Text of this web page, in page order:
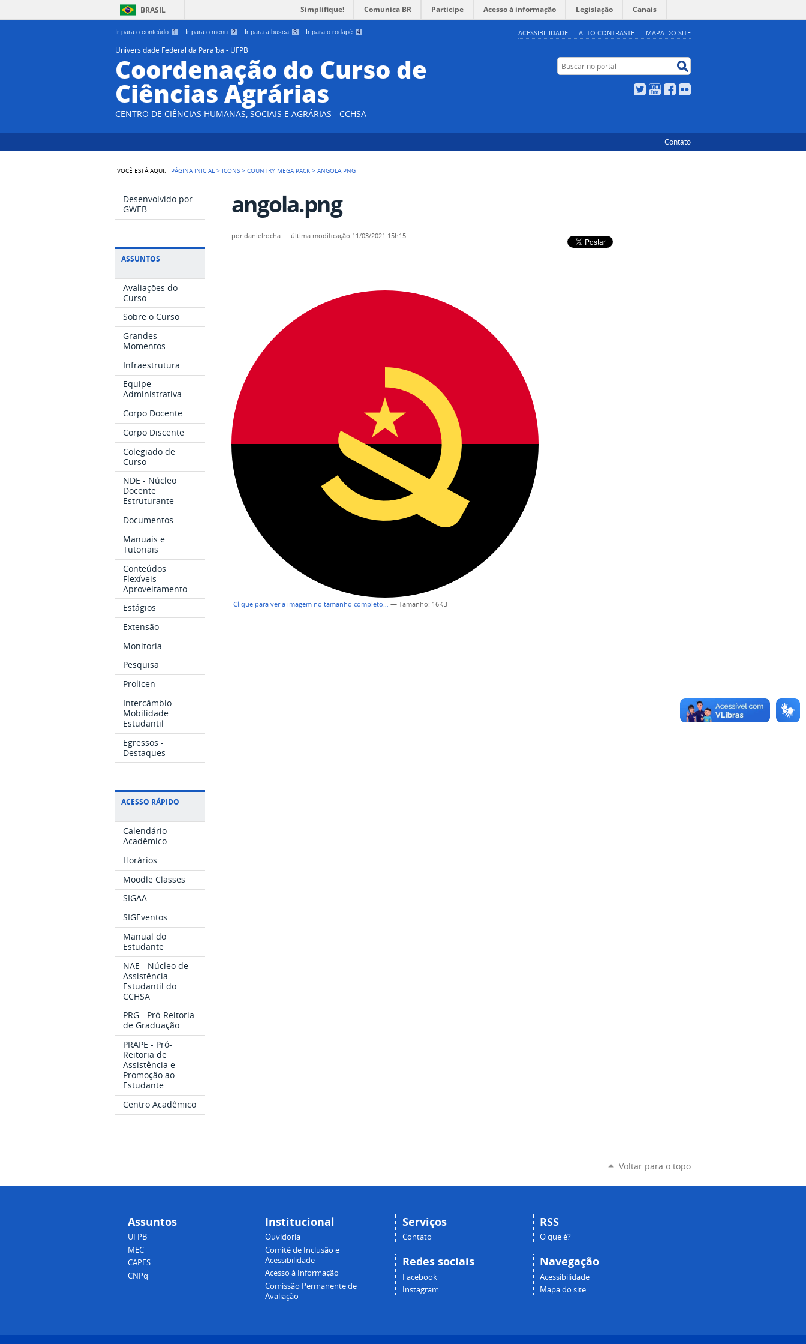
Ir para o conteúdo 1 Ir para o menu 2 Ir para a busca 3 Ir para o rodapé 4 ACESSIBILIDADE ALTO CONTRASTE MAPA DO SITE
BRASIL Simplifique! Comunica BR Participe Acesso à informação Legislação Canais
Universidade Federal da Paraíba - UFPB
Coordenação do Curso de
Ciências Agrárias
CENTRO DE CIÊNCIAS HUMANAS, SOCIAIS E AGRÁRIAS - CCHSA
Buscar no portal
TwitterYouTubeFacebook
Contato
VOCÊ ESTÁ AQUI: PÁGINA INICIAL > ICONS >COUNTRY MEGA PACK >ANGOLA.PNG
Desenvolvido por
GWEB
ASSUNTOS
Avaliações do
Curso
Sobre o Curso
Grandes
Momentos
Infraestrutura
Equipe
Administrativa
Corpo Docente
Corpo Discente
Colegiado de
Curso
NDE - Núcleo
Docente
Estruturante
Documentos
Manuais e
Tutoriais
Conteúdos
Flexíveis -
Aproveitamento
Estágios
Extensão
Monitoria
Pesquisa
Prolicen
Intercâmbio -
Mobilidade
Estudantil
Egressos -
Destaques
ACESSO RÁPIDO
Calendário
Acadêmico
Horários
Moodle Classes
SIGAA
SIGEventos
Manual do
Estudante
NAE - Núcleo de
Assistência
Estudantil do
CCHSA
PRG - Pró-Reitoria
de Graduação
PRAPE - Pró-
Reitoria de
Assistência e
Promoção ao
Estudante
Centro Acadêmico
angola.png
pordanielrocha — última modificação 11/03/2021 15h15
Clique para ver a imagem no tamanho completo… —Tamanho: 16KB
Voltar para o topo
Assuntos
UFPB
MEC
CAPES
CNPq
Institucional
Ouvidoria
Comitê de Inclusão e
Acessibilidade
Acesso à Informação
Comissão Permanente de
Avaliação
Serviços
Contato
Redes sociais
Facebook
Instagram
RSS
O que é?
Navegação
Acessibilidade
Mapa do site